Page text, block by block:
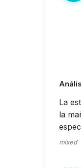
La
la
mixed